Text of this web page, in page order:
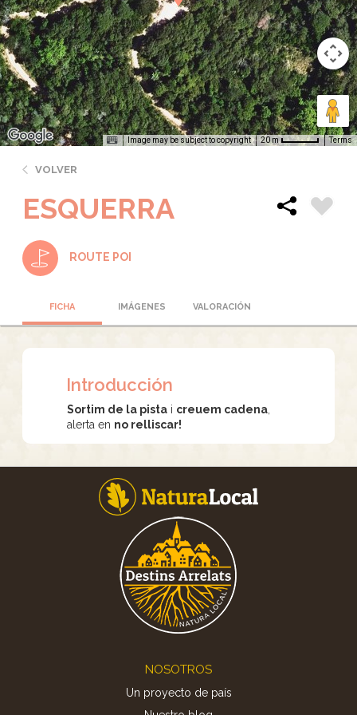
Image may be subject to copyright 20 m Terms
VOLVER
ESQUERRA
ROUTE POI
FICHA IMÁGENES VALORACIÓN
Introducción
Sortim de la pista i creuem cadena
alerta en no relliscar!
NOSOTROS
Un proyecto de país